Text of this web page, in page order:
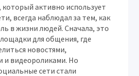
который активно использует
всегда наблюдал за тем, как
в жизни людей. Сначала, это
для общения, где
новостями,
и видеороликами. Но
сети стали